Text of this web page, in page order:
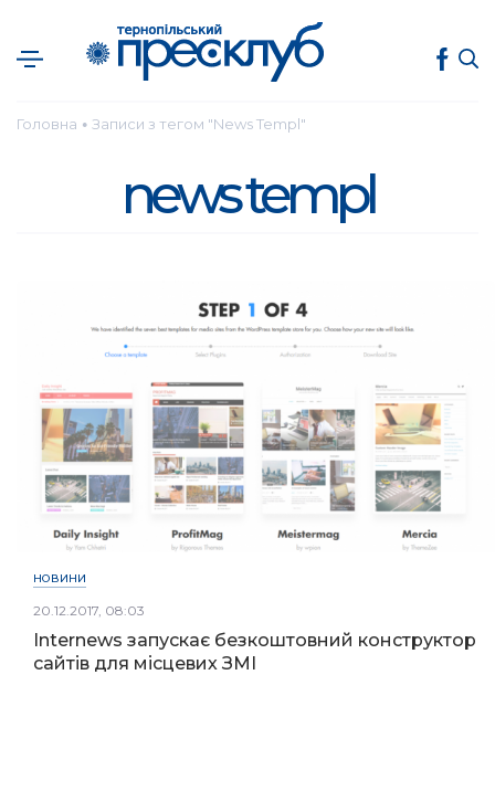
Головна ● Записи з тегом "News Templ"
news templ
НОВИНИ
20.12.2017, 08:03
Internews запускає безкоштовний конструктор
сайтів для місцевих ЗМІ